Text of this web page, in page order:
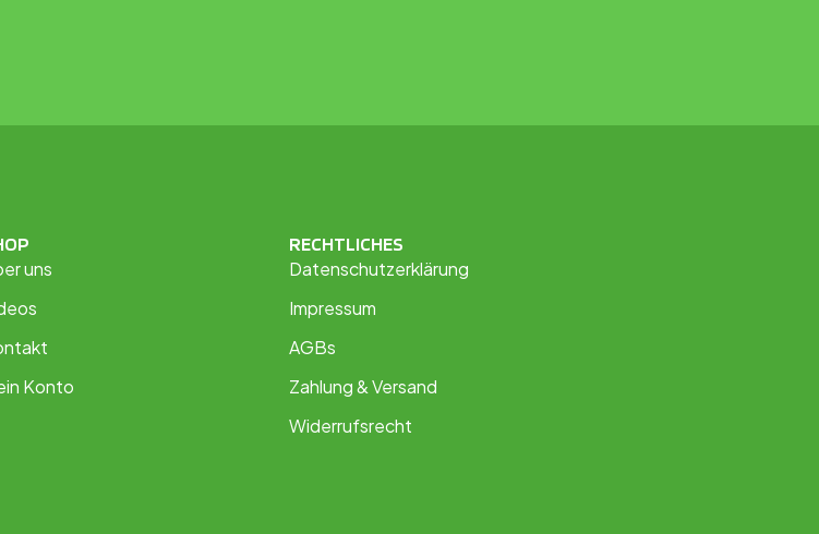
uns
Konto
RECHTLICHES
Datenschutzerklärung
Impressum
AGBs
Zahlung & Versand
Widerrufsrecht